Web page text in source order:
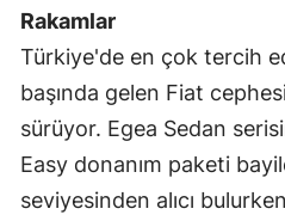
Rakamlar
Türkiye'de en çok tercih
başında gelen Fiat
sürüyor. Egea Sedan
Easy donanım paketi
seviyesinden alıcı